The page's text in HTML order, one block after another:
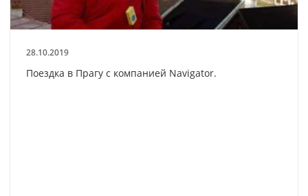
28.10.2019
Поездка в Прагу с компанией Navigator.